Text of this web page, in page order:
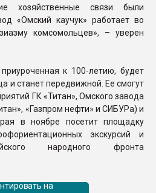
хозяйственные связи были
«Омский каучук» работает во
комсомольцев», – уверен
к 100-летию, будет
и станет передвижной. Ее смогут
ГК «Титан», Омского завода
«Газпром нефти» и СИБУРа) и
в ноябре посетит площадку
экскурсий и
народного фронта
на